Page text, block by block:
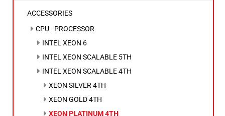
ACCESSORIES
CPU - PROCESSOR
INTEL XEON 6
INTEL XEON SCALABLE 5TH
INTEL XEON SCALABLE 4TH
XEON SILVER 4TH
XEON GOLD 4TH
XEON PLATINUM 4TH